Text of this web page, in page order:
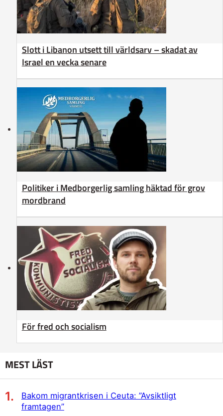
Slott i Libanon utsett till världsarv – skadat av
Israel en vecka senare
Politiker i Medborgerlig samling häktad för grov
mordbrand
För fred och socialism
MEST LÄST
Bakom migrantkrisen i Ceuta: ”Avsiktligt
framtagen”